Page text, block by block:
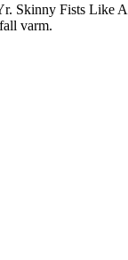
Skinny Fists Like
varm.